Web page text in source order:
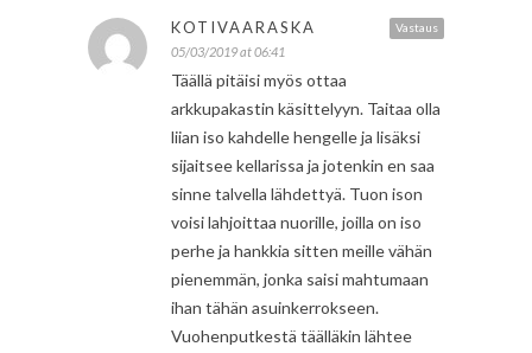
Vastaus
KOTIVAARASKA
05/03/2019 at 06:41
Täällä pitäisi myös ottaa
arkkupakastin käsittelyyn. Taitaa olla
liian iso kahdelle hengelle ja lisäksi
sijaitsee kellarissa ja jotenkin en saa
sinne talvella lähdettyä. Tuon ison
voisi lahjoittaa nuorille, joilla on iso
perhe ja hankkia sitten meille vähän
pienemmän, jonka saisi mahtumaan
ihan tähän asuinkerrokseen.
Vuohenputkestä täälläkin lähtee